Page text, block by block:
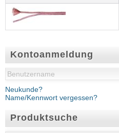
Kontoanmeldung
Neukunde?
Name/Kennwort vergessen?
Produktsuche